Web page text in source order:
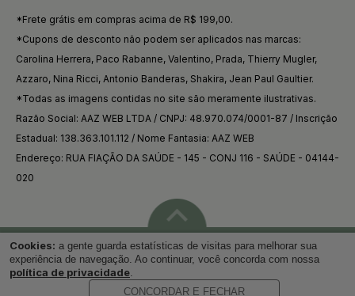
*Frete grátis em compras acima de R$ 199,00.
*Cupons de desconto não podem ser aplicados nas marcas:
Carolina Herrera, Paco Rabanne, Valentino, Prada, Thierry Mugler,
Azzaro, Nina Ricci, Antonio Banderas, Shakira, Jean Paul Gaultier.
*Todas as imagens contidas no site são meramente ilustrativas.
Razão Social: AAZ WEB LTDA / CNPJ: 48.970.074/0001-87 / Inscrição
Estadual: 138.363.101.112 / Nome Fantasia: AAZ WEB
Endereço: RUA FIAÇÃO DA SAÚDE - 145 - CONJ 116 - SAÚDE - 04144-
020
Voltar ao topo
Cookies: a gente guarda estatísticas de visitas para melhorar sua
experiência de navegação. Ao continuar, você concorda com nossa
política de privacidade.
CONCORDAR E FECHAR